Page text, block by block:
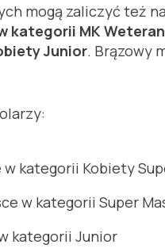
mogą zaliczyć też
kategorii MK Weteran
Junior. Brązowy
w kategorii Kobiety
w kategorii Super
kategorii Junior